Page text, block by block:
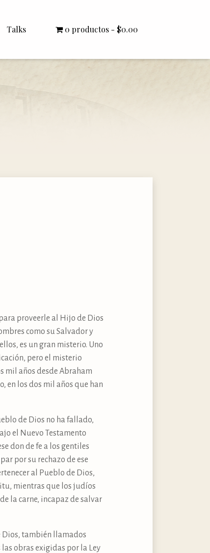
Talks
Letters
0 productos $0.00
proveerle al Hijo de Dios
como su Salvador y
es un gran misterio. Uno
pero el misterio
mil años desde Abraham
en los dos mil años que han
de Dios no ha fallado,
el Nuevo Testamento
don de fe a los gentiles
por su rechazo de ese
al Pueblo de Dios,
mientras que los judíos
la carne, incapaz de salvar
Dios, también llamados
obras exigidas por la Ley